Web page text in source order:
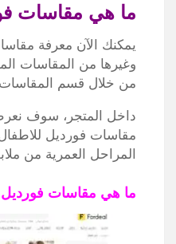
ما هي مقاسات
وغيرها من المقاسات
من خلال قسم المقاسات
داخل المتجر، سوف
مقاسات فورديل
المراحل العمرية من
ما هي مقاسات